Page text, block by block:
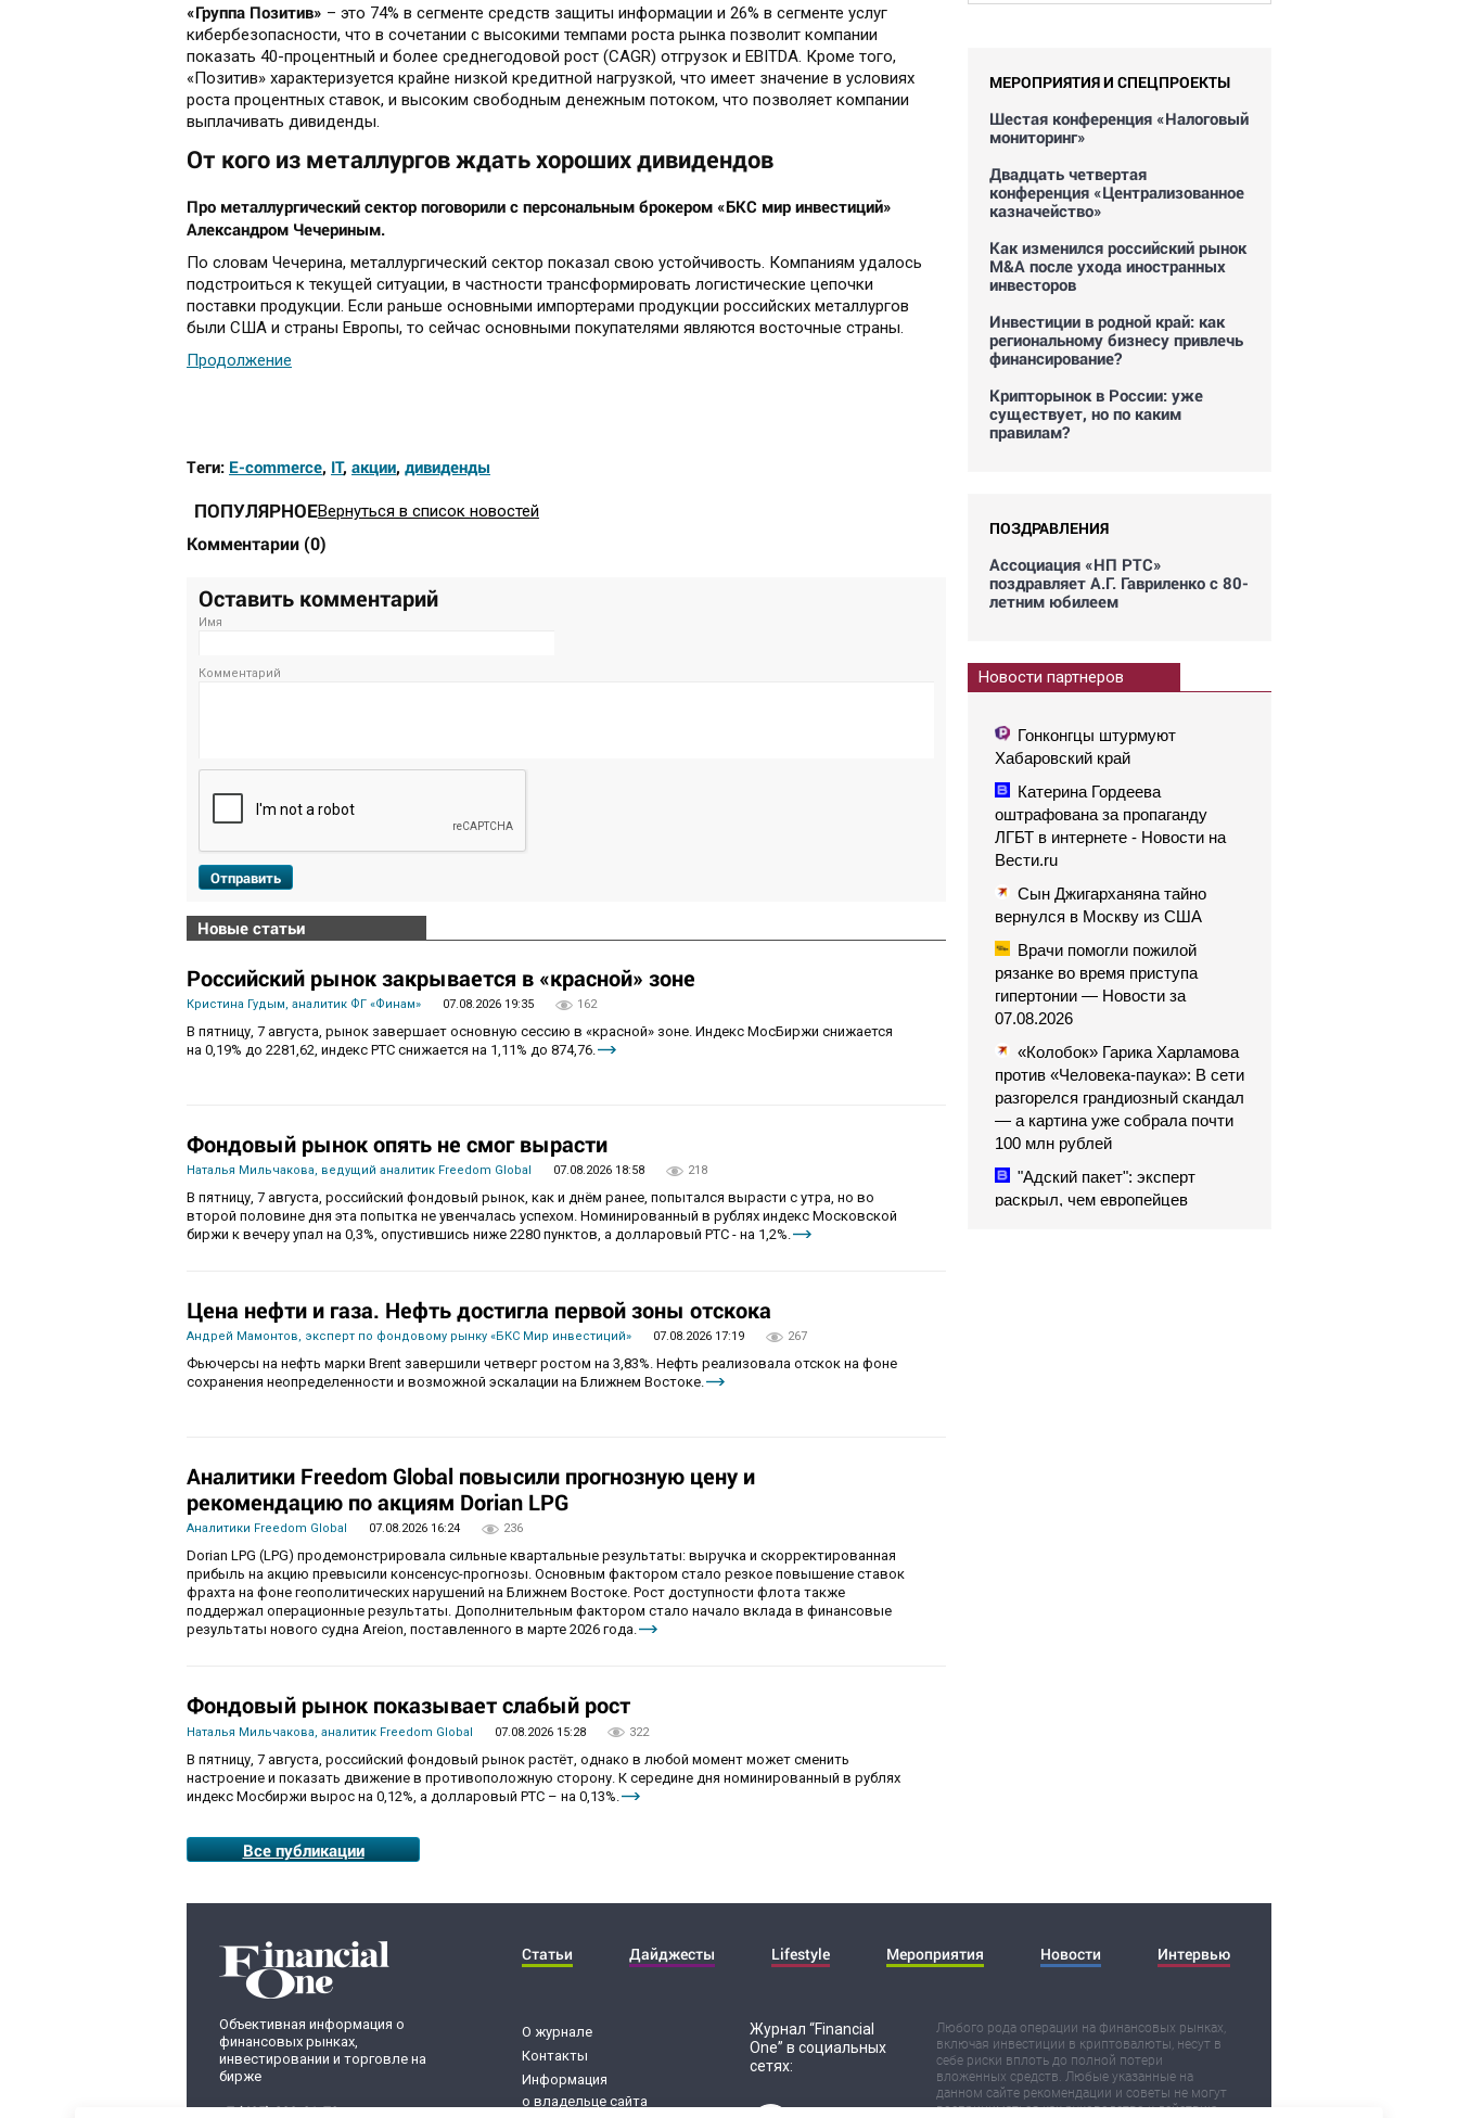
«Группа Позитив» – это 74% в сегменте средств защиты информации и 26% в сегменте услуг
кибербезопасности, что в сочетании с высокими темпами роста рынка позволит компании
показать 40-процентный и более среднегодовой рост (CAGR) отгрузок и EBITDA. Кроме того,
«Позитив» характеризуется крайне низкой кредитной нагрузкой, что имеет значение в условиях
роста процентных ставок, и высоким свободным денежным потоком, что позволяет компании
выплачивать дивиденды.
От кого из металлургов ждать хороших дивидендов
Про металлургический сектор поговорили с персональным брокером «БКС мир инвестиций»
Александром Чечериным.
По словам Чечерина, металлургический сектор показал свою устойчивость. Компаниям удалось
подстроиться к текущей ситуации, в частности трансформировать логистические цепочки
поставки продукции. Если раньше основными импортерами продукции российских металлургов
были США и страны Европы, то сейчас основными покупателями являются восточные страны.
Продолжение
Теги: E-commerce, IT, акции, дивиденды
ПОПУЛЯРНОЕВернуться в список новостей
Комментарии (0)
Оставить комментарий
Имя
Комментарий
Отправить
Новые статьи
Российский рынок закрывается в «красной» зоне
Кристина Гудым, аналитик ФГ «Финам» 07.08.2026 19:35 162
В пятницу, 7 августа, рынок завершает основную сессию в «красной» зоне. Индекс МосБиржи снижается
на 0,19% до 2281,62, индекс РТС снижается на 1,11% до 874,76.
Фондовый рынок опять не смог вырасти
Наталья Мильчакова, ведущий аналитик Freedom Global 07.08.2026 18:58 218
В пятницу, 7 августа, российский фондовый рынок, как и днём ранее, попытался вырасти с утра, но во
второй половине дня эта попытка не увенчалась успехом. Номинированный в рублях индекс Московской
биржи к вечеру упал на 0,3%, опустившись ниже 2280 пунктов, а долларовый РТС - на 1,2%.
Цена нефти и газа. Нефть достигла первой зоны отскока
Андрей Мамонтов, эксперт по фондовому рынку «БКС Мир инвестиций» 07.08.2026 17:19 267
Фьючерсы на нефть марки Brent завершили четверг ростом на 3,83%. Нефть реализовала отскок на фоне
сохранения неопределенности и возможной эскалации на Ближнем Востоке.
Аналитики Freedom Global повысили прогнозную цену и
рекомендацию по акциям Dorian LPG
Аналитики Freedom Global 07.08.2026 16:24 236
Dorian LPG (LPG) продемонстрировала сильные квартальные результаты: выручка и скорректированная
прибыль на акцию превысили консенсус-прогнозы. Основным фактором стало резкое повышение ставок
фрахта на фоне геополитических нарушений на Ближнем Востоке. Рост доступности флота также
поддержал операционные результаты. Дополнительным фактором стало начало вклада в финансовые
результаты нового судна Areion, поставленного в марте 2026 года.
Фондовый рынок показывает слабый рост
Наталья Мильчакова, аналитик Freedom Global 07.08.2026 15:28 322
В пятницу, 7 августа, российский фондовый рынок растёт, однако в любой момент может сменить
настроение и показать движение в противоположную сторону. К середине дня номинированный в рублях
индекс Мосбиржи вырос на 0,12%, а долларовый РТС – на 0,13%.
Все публикации
МЕРОПРИЯТИЯ И СПЕЦПРОЕКТЫ
Шестая конференция «Налоговый
мониторинг»
Двадцать четвертая
конференция «Централизованное
казначейство»
Как изменился российский рынок
M&A после ухода иностранных
инвесторов
Инвестиции в родной край: как
региональному бизнесу привлечь
финансирование?
Крипторынок в России: уже
существует, но по каким
правилам?
ПОЗДРАВЛЕНИЯ
Ассоциация «НП РТС»
поздравляет А.Г. Гавриленко с 80-
летним юбилеем
Новости партнеров
Гонконгцы штурмуют
Хабаровский край
Катерина Гордеева
оштрафована за пропаганду
ЛГБТ в интернете - Новости на
Вести.ru
Сын Джигарханяна тайно
вернулся в Москву из США
Врачи помогли пожилой
рязанке во время приступа
гипертонии — Новости за
07.08.2026
«Колобок» Гарика Харламова
против «Человека-паука»: В сети
разгорелся грандиозный скандал
— а картина уже собрала почти
100 млн рублей
"Адский пакет": эксперт
раскрыл, чем европейцев
Объективная информация о
финансовых рынках,
инвестировании и торговле на
бирже
+7 (495) 899-01-70
Статьи Дайджесты Lifestyle Мероприятия Новости Интервью
О журнале
Контакты
Информация
о владельце сайта
Журнал “Financial
One” в социальных
сетях:
Любого рода операции на финансовых рынках,
включая инвестиции в криптовалюты, несут в
себе риски вплоть до полной потери
вложенных средств. Любые указанные на
данном сайте рекомендации и советы не могут
восприниматься как руководство к действию.